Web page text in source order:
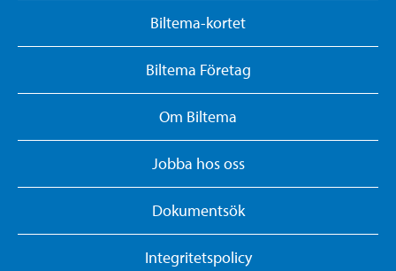
Biltema-kortet
Biltema Företag
Om Biltema
Jobba hos oss
Dokumentsök
Integritetspolicy